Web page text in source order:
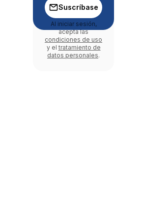
Suscríbase
Al iniciar sesión,
acepta las
condiciones de uso
y el tratamiento de
datos personales.